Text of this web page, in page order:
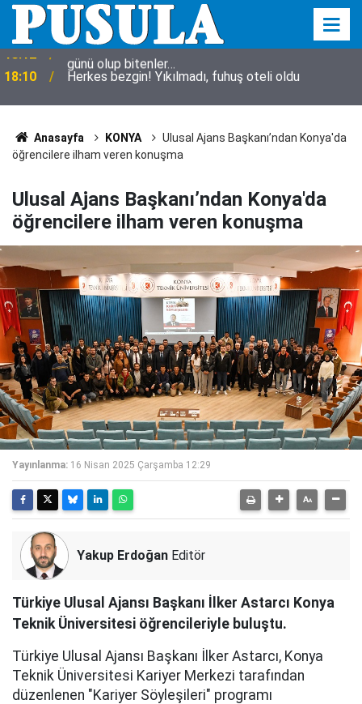
18:10 Herkes bezgin! Yıkılmadı, fuhuş oteli oldu
Anasayfa KONYA
Ulusal Ajans Başkanı’ndan Konya'da
öğrencilere ilham veren konuşma
Ulusal Ajans Başkanı’ndan Konya'da
öğrencilere ilham veren konuşma
Yayınlanma: 16 Nisan 2025 Çarşamba 12:29
Yakup Erdoğan Editör
Türkiye Ulusal Ajansı Başkanı İlker Astarcı Konya
Teknik Üniversitesi öğrencileriyle buluştu.
Türkiye Ulusal Ajansı Başkanı İlker Astarcı, Konya
Teknik Üniversitesi Kariyer Merkezi tarafından
düzenlenen "Kariyer Söyleşileri" programı